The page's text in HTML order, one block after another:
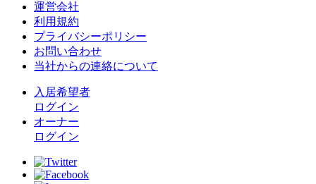
運営会社
利用規約
プライバシーポリシー
お問い合わせ
当社からの連絡について
入居希望者
ログイン
オーナー
ログイン